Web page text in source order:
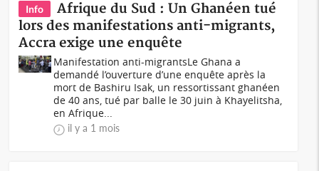
Info
Afrique du Sud : Un Ghanéen tué
lors des manifestations anti-migrants,
Accra exige une enquête
Manifestation anti-migrantsLe Ghana a
demandé l’ouverture d’une enquête après la
mort de Bashiru Isak, un ressortissant ghanéen
de 40 ans, tué par balle le 30 juin à Khayelitsha,
en Afrique...
il y a 1 mois